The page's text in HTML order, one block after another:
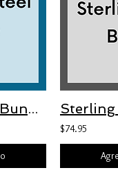
Stainless Steel Bundle (Prison Orders)
$74.95